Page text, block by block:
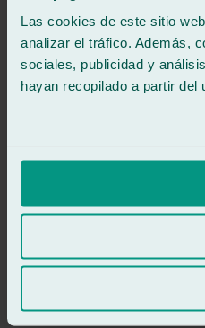
Las cookies de este sitio
analizar el tráfico. Además,
sociales, publicidad y
hayan recopilado a partir
ATENCIÓN 24/7
Contáctanos